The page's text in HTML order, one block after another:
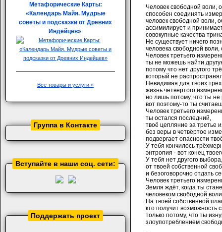
Метафорические Карты:
«Календарь Майя. Мудрые
советы и подсказки от Древних
Индейцев»
Все товары и услуги »
Группа в Контакте
Вступайте в наши соц. сети:
Поддержать проект
Человек свободной воли,
способен соединять
человек свободной воли,
ассимилирует и
совокупные качества
Не существует ничего
человека свободной
Человек третьего
ты не можешь найти
потому что нет другого
который не
Невидимая для твоих
жизнь четвёртого
но лишь потому, что ты не
вот поэтому-то ты
Человек третьего
ты остался последний,
твоё цепляние за третье
без веры в четвёртое
подвергает опасности
У тебя кончилось
энтропия - вот конец
У тебя нет другого
от твоей собственной
и безоговорочно отдать
Человек третьего
Земля ждёт, когда ты
человеком свободной
На твоей собственной
кто получит возможность
только потому, что ты
злоупотреблением